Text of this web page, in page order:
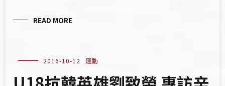
READ MORE
2016-10-12 運動